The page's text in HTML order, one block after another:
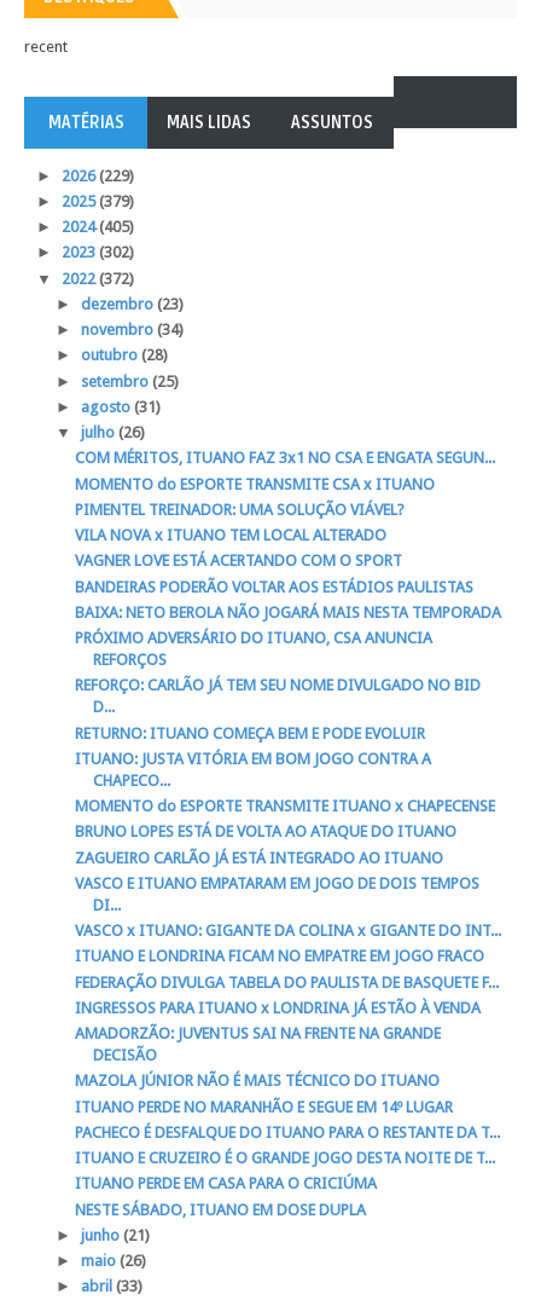
recent
MATÉRIAS MAIS LIDAS ASSUNTOS
► 2026(229)
► 2025(379)
► 2024(405)
► 2023 (302)
▼ 2022(372)
► dezembro (23)
► novembro (34)
► outubro (28)
► setembro (25)
► agosto (31)
▼ julho (26)
COM MÉRITOS, ITUANO FAZ 3x1 NO CSA E ENGATA SEGUN...
MOMENTO do ESPORTE TRANSMITE CSA x ITUANO
PIMENTEL TREINADOR: UMA SOLUÇÃO VIÁVEL?
VILA NOVA x ITUANO TEM LOCAL ALTERADO
VAGNER LOVE ESTÁ ACERTANDO COM O SPORT
BANDEIRAS PODERÃO VOLTAR AOS ESTÁDIOS PAULISTAS
BAIXA: NETO BEROLA NÃO JOGARÁ MAIS NESTA TEMPORADA
PRÓXIMO ADVERSÁRIO DO ITUANO, CSA ANUNCIA
REFORÇOS
REFORÇO: CARLÃO JÁ TEM SEU NOME DIVULGADO NO BID
D...
RETURNO: ITUANO COMEÇA BEM E PODE EVOLUIR
ITUANO: JUSTA VITÓRIA EM BOM JOGO CONTRA A
CHAPECO...
MOMENTO do ESPORTE TRANSMITE ITUANO x CHAPECENSE
BRUNO LOPES ESTÁ DE VOLTA AO ATAQUE DO ITUANO
ZAGUEIRO CARLÃO JÁ ESTÁ INTEGRADO AO ITUANO
VASCO E ITUANO EMPATARAM EM JOGO DE DOIS TEMPOS
DI...
VASCO x ITUANO: GIGANTE DA COLINA x GIGANTE DO INT...
ITUANO E LONDRINA FICAM NO EMPATRE EM JOGO FRACO
FEDERAÇÃO DIVULGA TABELA DO PAULISTA DE BASQUETE F...
INGRESSOS PARA ITUANO x LONDRINA JÁ ESTÃO À VENDA
AMADORZÃO: JUVENTUS SAI NA FRENTE NA GRANDE
DECISÃO
MAZOLA JÚNIOR NÃO É MAIS TÉCNICO DO ITUANO
ITUANO PERDE NO MARANHÃO E SEGUE EM 14º LUGAR
PACHECO É DESFALQUE DO ITUANO PARA O RESTANTE DA T...
ITUANO E CRUZEIRO É O GRANDE JOGO DESTA NOITE DE T...
ITUANO PERDE EM CASA PARA O CRICIÚMA
NESTE SÁBADO, ITUANO EM DOSE DUPLA
► junho (21)
► maio (26)
► abril (33)